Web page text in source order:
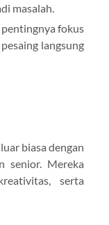
masalah.
fokus
langsung
biasa dengan
senior. Mereka
serta